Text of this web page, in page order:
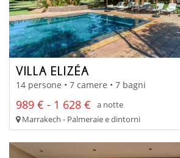
VILLA ELIZÉA
14 persone • 7 camere • 7 bagni
989 € - 1 628 €
a notte
Marrakech - Palmeraie e dintorni